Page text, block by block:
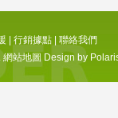
行銷據點
聯絡我們
網站地圖 Design by